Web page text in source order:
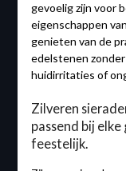
gevoelig zijn voor
eigenschappen
genieten van de
edelstenen
huidirritaties of
Zilveren
passend bij
feestelijk.